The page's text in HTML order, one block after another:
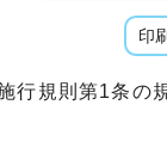
印刷
行規則第1条の